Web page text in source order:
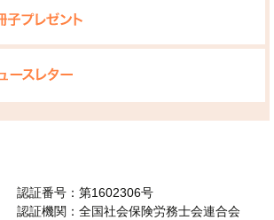
認証番号：第1602306号
認証機関：全国社会保険労務士会連合会